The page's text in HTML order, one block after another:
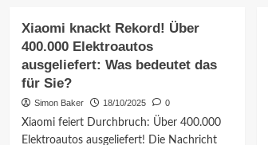
SU7
2026:
Elektroauto-
LiDAR
Xiaomi knackt Rekord! Über
400.000 Elektroautos
ausgeliefert: Was bedeutet das
für Sie?
Simon Baker 18/10/2025 0
Xiaomi feiert Durchbruch: Über 400.000
Elektroautos ausgeliefert! Die Nachricht